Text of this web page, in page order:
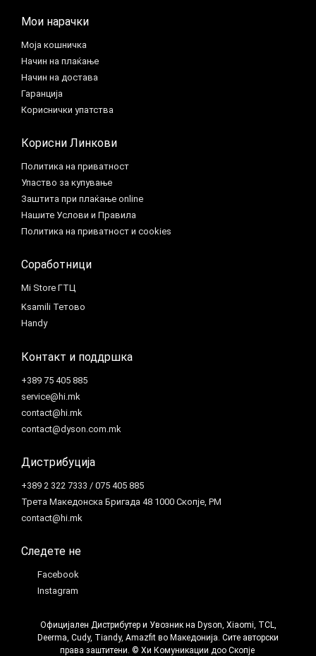
Мои нарачки
Моја кошничка
Начин на плаќање
Начин на достава
Гаранција
Кориснички упатства
Корисни Линкови
Политика на приватност
Упаство за купување
Заштита при плаќање online
Нашите Услови и Правила
Политика на приватност и cookies
Соработници
Mi Store ГТЦ
Ksamili Тетово
Handy
Контакт и поддршка
+389 75 405 885
service@hi.mk
contact@hi.mk
contact@dyson.com.mk
Дистрибуција
+389 2 322 7333 / 075 405 885
Трета Македонска Бригада 48 1000 Скопје, РМ
contact@hi.mk
Следете не
Facebook
Instagram
Официјален Дистрибутер и Увозник на Dyson, Xiaomi, TCL,
Deerma, Cudy, Tiandy, Amazfit во Македонија. Сите авторски
права заштитени. © Хи Комуникации доо Скопје